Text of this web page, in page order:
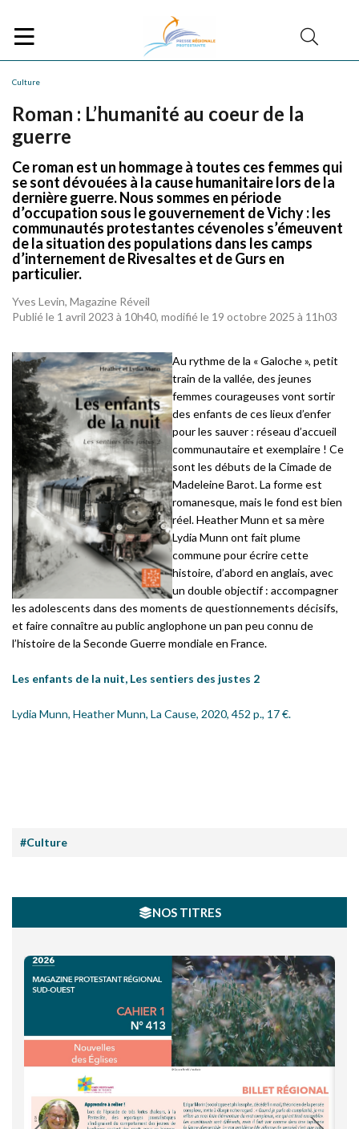
Culture
Roman : L’humanité au coeur de la
guerre
Ce roman est un hommage à toutes ces femmes qui
se sont dévouées à la cause humanitaire lors de la
dernière guerre. Nous sommes en période
d’occupation sous le gouvernement de Vichy : les
communautés protestantes cévenoles s’émeuvent
de la situation des populations dans les camps
d’internement de Rivesaltes et de Gurs en
particulier.
Yves Levin, Magazine Réveil
Publié le 1 avril 2023 à 10h40, modifié le 19 octobre 2025 à 11h03
Au rythme de la « Galoche », petit
train de la vallée, des jeunes
femmes courageuses vont sortir
des enfants de ces lieux d’enfer
pour les sauver : réseau d’accueil
communautaire et exemplaire ! Ce
sont les débuts de la Cimade de
Madeleine Barot. La forme est
romanesque, mais le fond est bien
réel. Heather Munn et sa mère
Lydia Munn ont fait plume
commune pour écrire cette
histoire, d’abord en anglais, avec
un double objectif : accompagner
les adolescents dans des moments de questionnements décisifs,
et faire connaître au public anglophone un pan peu connu de
l’histoire de la Seconde Guerre mondiale en France.
Les enfants de la nuit, Les sentiers des justes 2
Lydia Munn, Heather Munn, La Cause, 2020, 452 p., 17 €.
#Culture
NOS TITRES